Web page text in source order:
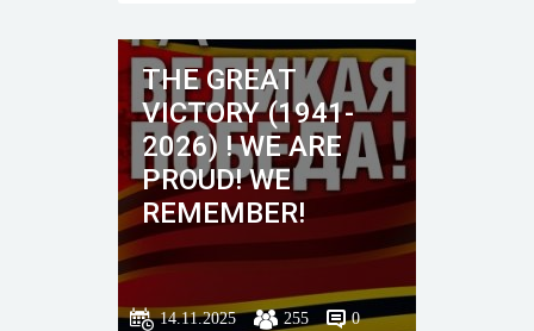
преклоняемся перед
героизмом тех, кто сражался
под Прохоровкой и
форсировал Днепр. Кто бил
захватчика на земле и в небе,
кто проходил победным
маршем по улицам
освобожденных советских
городов, кто спас страну и
очистил от нацизма Европу.
THE GREAT
VICTORY (1941-
2026) ! WE ARE
PROUD! WE
REMEMBER!
14.11.2025 255 0